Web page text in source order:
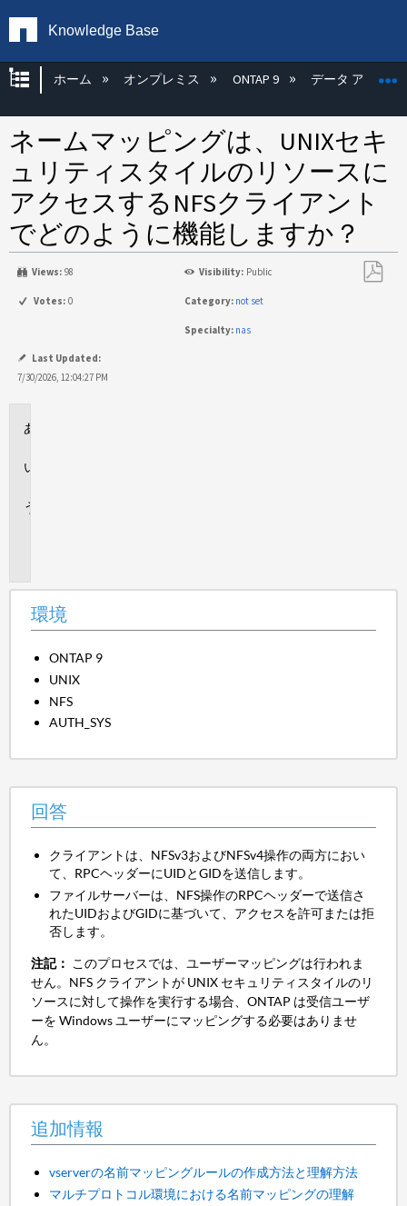
Knowledge Base
グローバル階層を展開/折りたたむ
ホーム オンプレミス ONTAP 9 データ アクセス
ネームマッピングは、UNIXセキ
ュリティスタイルのリソースに
アクセスするNFSクライアント
でどのように機能しますか？
Views: 98 Visibility: Public
Votes: 0 Category: not set
Specialty: nas
Last Updated:
7/30/2026, 12:04:27 PM
環境
ONTAP 9
UNIX
NFS
AUTH_SYS
回答
クライアントは、NFSv3およびNFSv4操作の両方におい
て、RPCヘッダーにUIDとGIDを送信します。
ファイルサーバーは、NFS操作のRPCヘッダーで送信さ
れたUIDおよびGIDに基づいて、アクセスを許可または拒
否します。
注記： このプロセスでは、ユーザーマッピングは行われま
せん。NFS クライアントが UNIX セキュリティスタイルのリ
ソースに対して操作を実行する場合、ONTAP は受信ユーザ
ーを Windows ユーザーにマッピングする必要はありませ
ん。
追加情報
vserverの名前マッピングルールの作成方法と理解方法
マルチプロトコル環境における名前マッピングの理解